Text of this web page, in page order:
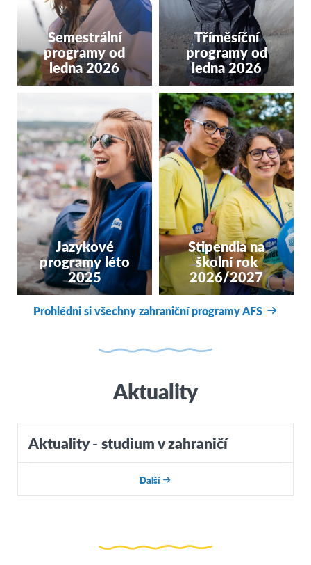
Lotyšsko
Malta
Nizozemsko
Portugalsko
Řecko a Kypr
Srbsko
Slovensko
Španělsko
Švédsko
Švýcarsko
Turecko
ASIE
Semestrální
programy od
ledna 2026
Tříměsíční
programy od
ledna 2026
Jazykové
programy léto
2025
Stipendia na
školní rok
2026/2027
Prohlédni si všechny zahraniční programy AFS
Aktuality
Aktuality - studium v zahraničí
Další